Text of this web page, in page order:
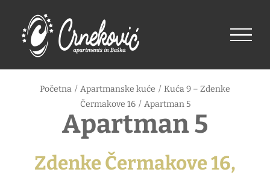
content
Početna / Apartmanske kuće / Kuća 9 – Zdenke
Čermakove 16 / Apartman 5
Apartman 5
Zdenke Čermakove 16,